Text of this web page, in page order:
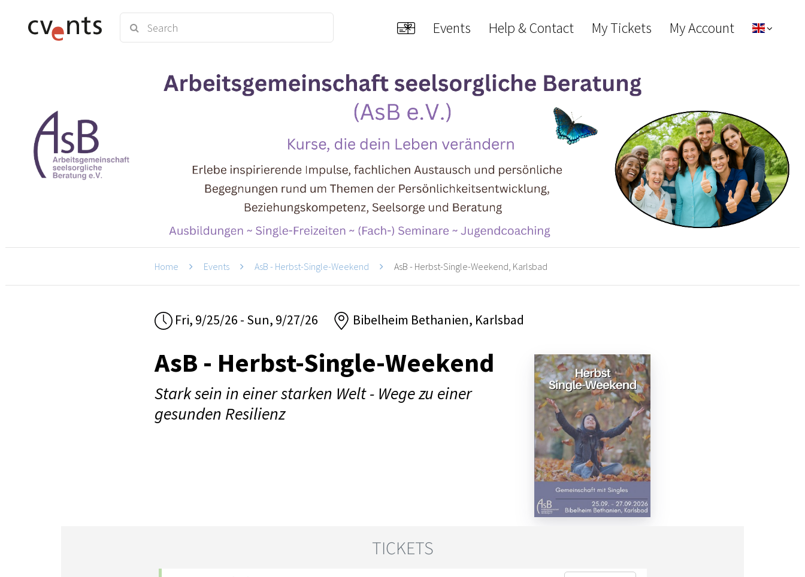
Events Help & Contact My Tickets My Account
Home Events AsB - Herbst-Single-Weekend AsB - Herbst-Single-Weekend, Karlsbad
Fri, 9/25/26 - Sun, 9/27/26 Bibelheim Bethanien, Karlsbad
AsB - Herbst-Single-Weekend
Stark sein in einer starken Welt - Wege zu einer
gesunden Resilienz